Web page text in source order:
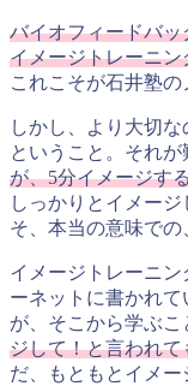
バイオフィードバ
イメージトレーニ
これこそが石井塾の
しかし、より大切
ということ。それが
が、5分イメージす
しっかりとイメー
そ、本当の意味での
イメージトレーニ
ーネットに書かれ
が、そこから学ぶこ
ジして！と言われ
だ、もともとイメ